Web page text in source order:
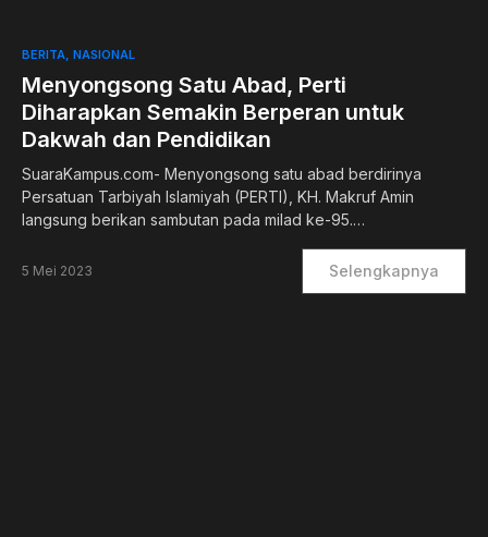
BERITA NASIONAL
Menyongsong Satu Abad, Perti
Diharapkan Semakin Berperan untuk
Dakwah dan Pendidikan
SuaraKampus.com- Menyongsong satu abad berdirinya
Persatuan Tarbiyah Islamiyah (PERTI), KH. Makruf Amin
langsung berikan sambutan pada milad ke-95.…
5 Mei 2023 Selengkapnya